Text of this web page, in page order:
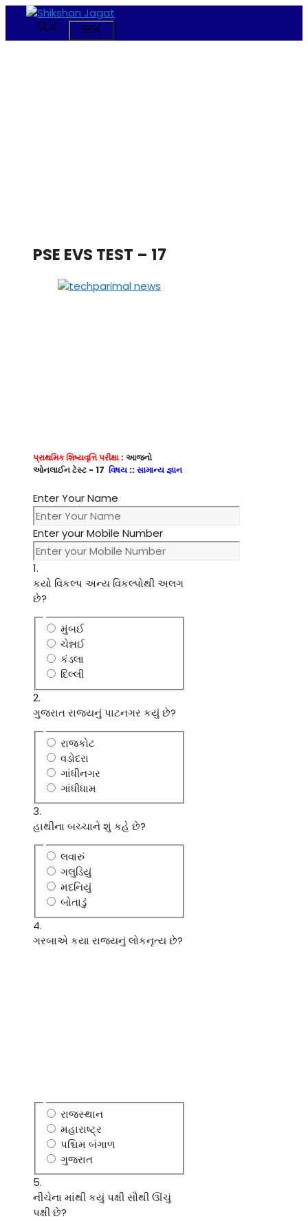
content
PSE EVS TEST – 17
પ્રાથમિક શિષ્યવૃત્તિ પરીક્ષા : આજનો
ઓનલાઈન ટેસ્ટ - 17 વિષય :: સામાન્ય જ્ઞાન
Enter Your Name
Enter your Mobile Number
1.
કયો વિકલ્પ અન્ય વિકલ્પોથી અલગ
છે?
મુંબઈ
ચેન્નઈ
કંડલા
દિલ્લી
2.
ગુજરાત રાજયનું પાટનગર કયું છે?
રાજકોટ
વડોદરા
ગાંધીનગર
ગાંધીધામ
3.
હાથીના બચ્ચાને શું કહે છે?
લવારું
ગલુડિયું
મદનિયું
બોતાડું
4.
ગરબાએ કયા રાજ્યનું લોકનૃત્ય છે?
રાજસ્થાન
મહારાષ્ટ્ર
પશ્ચિમ બંગાળ
ગુજરાત
5.
નીચેના માંથી કયું પક્ષી સૌથી ઊંચું
પક્ષી છે?